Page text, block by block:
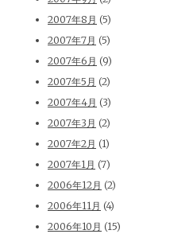
2007年8月 (5)
2007年7月 (5)
2007年6月 (9)
2007年5月 (2)
2007年4月 (3)
2007年3月 (2)
2007年2月 (1)
2007年1月 (7)
2006年12月 (2)
2006年11月 (4)
2006年10月 (15)